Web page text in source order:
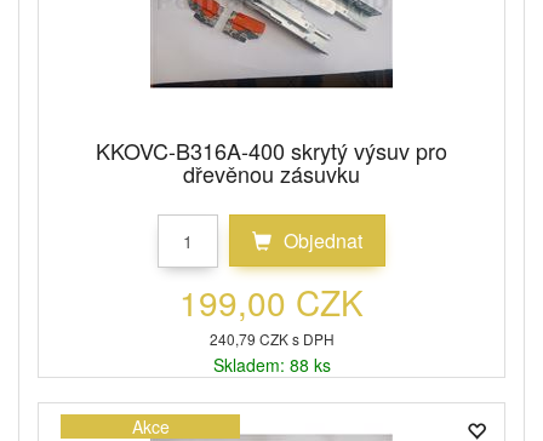
KKOVC-B316A-400 skrytý výsuv pro
dřevěnou zásuvku
Objednat
199,00 CZK
240,79 CZK s DPH
Skladem: 88 ks
Akce